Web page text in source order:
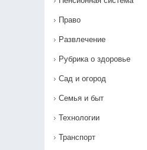
Право
Развлечение
Рубрика о здоровье
Сад и огород
Семья и быт
Технологии
Транспорт